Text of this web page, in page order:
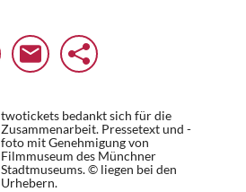
twotickets bedankt sich für die
Zusammenarbeit. Pressetext und -
foto mit Genehmigung von
Filmmuseum des Münchner
Stadtmuseums. © liegen bei den
Urhebern.